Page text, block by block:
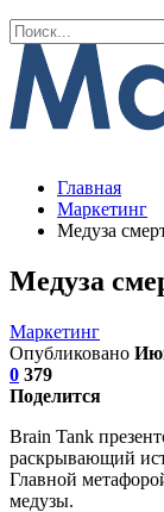
Главная
Маркетинг
Медуза
Медуза
Маркетинг
Опубликовано
0 379
Поделится
Brain Tank
раскрывающий
Главной
медузы.